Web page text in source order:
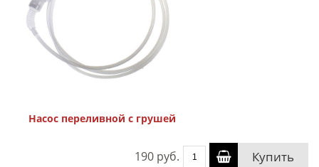
Насос переливной с грушей
190 руб. Купить